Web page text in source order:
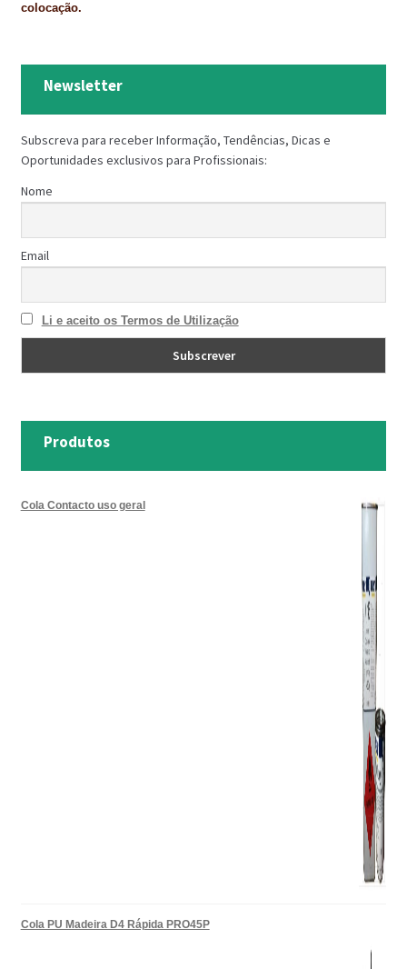
colocação.
Newsletter
Subscreva para receber Informação, Tendências, Dicas e
Oportunidades exclusivos para Profissionais:
Nome
Email
Li e aceito os Termos de Utilização
Produtos
Cola Contacto uso geral
Cola PU Madeira D4 Rápida PRO45P